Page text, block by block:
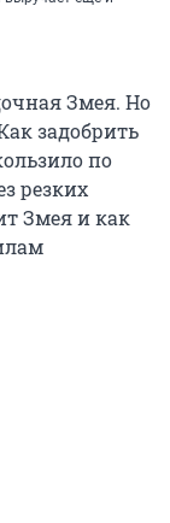
Змея. Но
задобрить
по
резких
Змея и как